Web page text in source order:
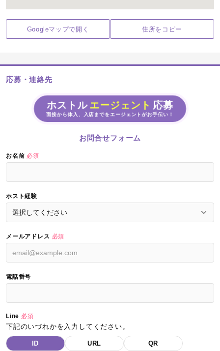
Googleマップで開く 住所をコピー
応募・連絡先
ホストル エージェント 応募
面接から体入、入店までをエージェントがお手伝い！
お問合せフォーム
お名前 必須
ホスト経験
メールアドレス 必須
電話番号
Line 必須
下記のいづれかを入力してください。
ID URL QR